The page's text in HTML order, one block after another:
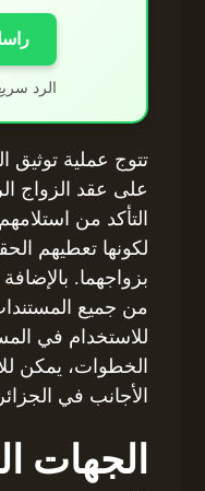
الرد
تتوج عملية توثيق
على عقد الزواج
التأكد من
لكونها تعطيهم
بزواجهما.
من جميع
للاستخدام في
الخطوات، يمكن
الأجانب في الجزائر لعام
الجهات